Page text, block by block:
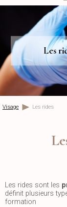
Les
Visage Les rides
Les rides sont les
définit plusieurs
formation